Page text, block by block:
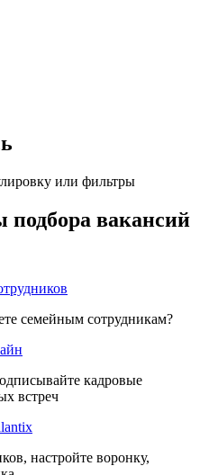
или фильтры
вакансий
семейным сотрудникам?
кадровые
встреч
настройте воронку,